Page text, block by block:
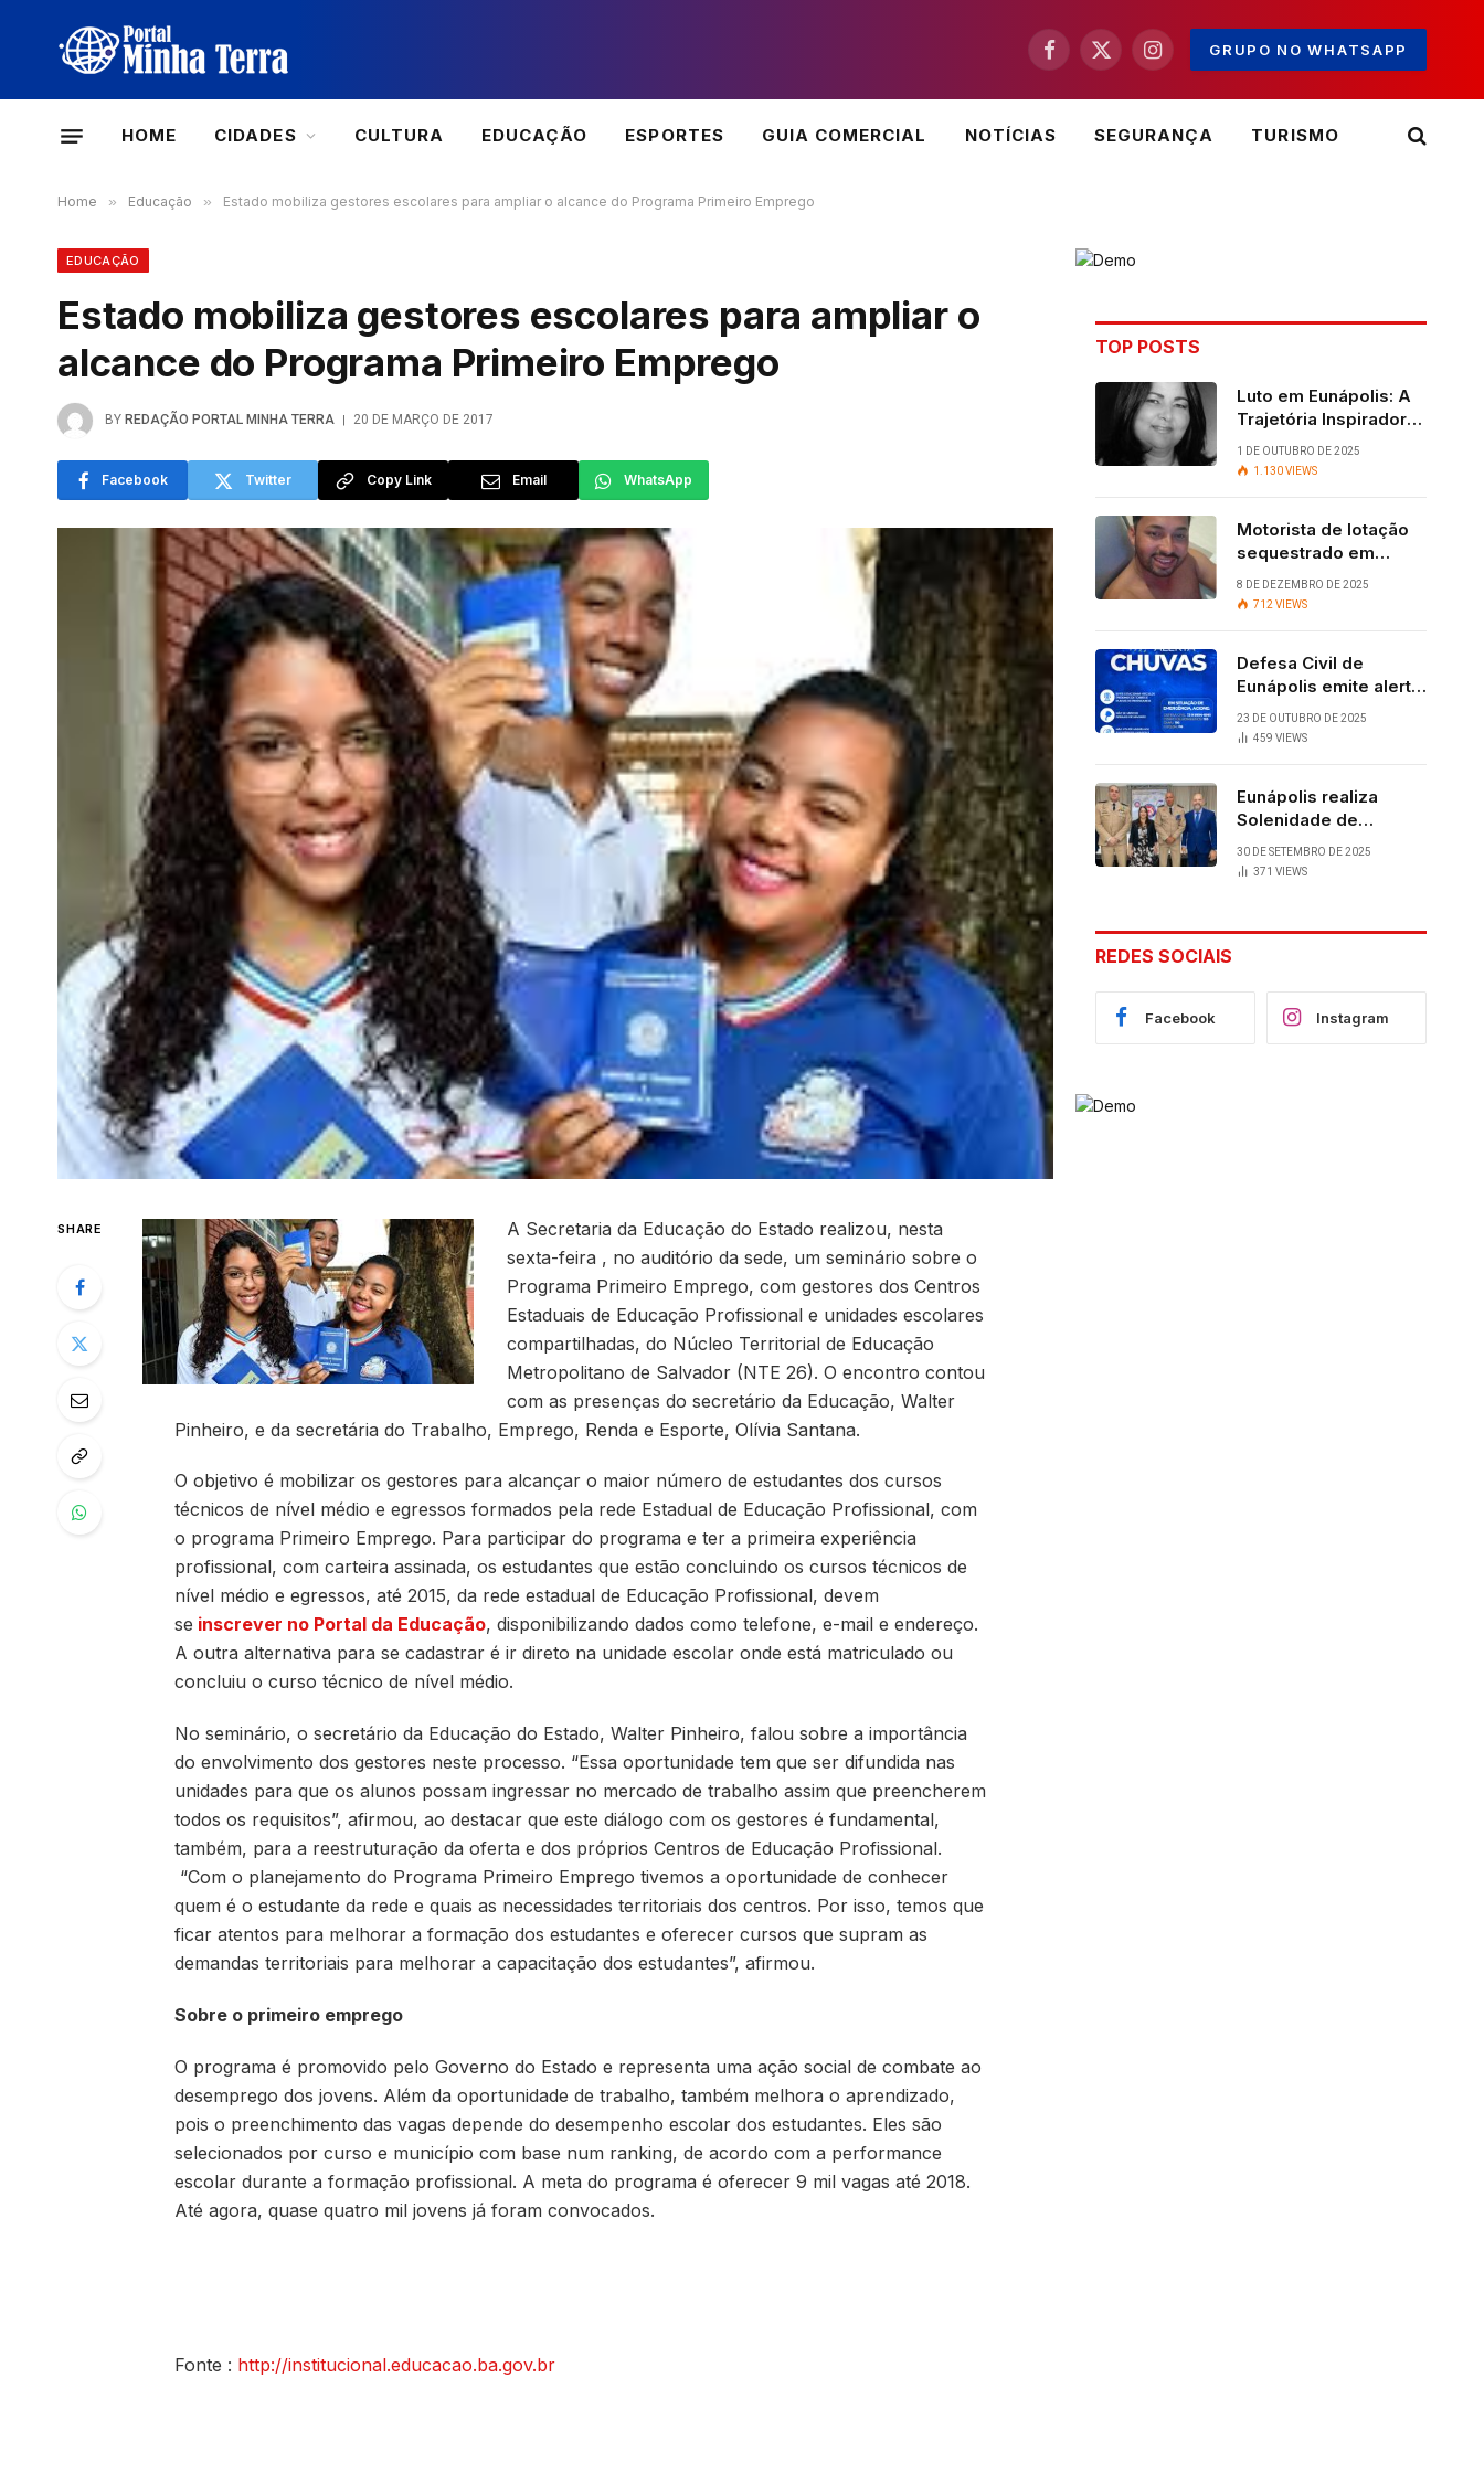
Facebook
X
Instagram
GRUPO NO WHATSAPP
HOME CIDADES CULTURA EDUCAÇÃO ESPORTES GUIA COMERCIAL NOTÍCIAS SEGURANÇA TURISMO
Home » Educação » Estado mobiliza gestores escolares para ampliar o alcance do Programa Primeiro Emprego
EDUCAÇÃO
Estado mobiliza gestores escolares para ampliar o
alcance do Programa Primeiro Emprego
BY REDAÇÃO PORTAL MINHA TERRA 20 DE MARÇO DE 2017
Facebook Twitter Copy Link Email WhatsApp
SHARE
A Secretaria da Educação do Estado realizou, nesta
sexta-feira , no auditório da sede, um seminário sobre o
Programa Primeiro Emprego, com gestores dos Centros
Estaduais de Educação Profissional e unidades escolares
compartilhadas, do Núcleo Territorial de Educação
Metropolitano de Salvador (NTE 26). O encontro contou
com as presenças do secretário da Educação, Walter
Pinheiro, e da secretária do Trabalho, Emprego, Renda e Esporte, Olívia Santana.
O objetivo é mobilizar os gestores para alcançar o maior número de estudantes dos cursos
técnicos de nível médio e egressos formados pela rede Estadual de Educação Profissional, com
o programa Primeiro Emprego. Para participar do programa e ter a primeira experiência
profissional, com carteira assinada, os estudantes que estão concluindo os cursos técnicos de
nível médio e egressos, até 2015, da rede estadual de Educação Profissional, devem
se inscrever no Portal da Educação, disponibilizando dados como telefone, e-mail e endereço.
A outra alternativa para se cadastrar é ir direto na unidade escolar onde está matriculado ou
concluiu o curso técnico de nível médio.
No seminário, o secretário da Educação do Estado, Walter Pinheiro, falou sobre a importância
do envolvimento dos gestores neste processo. “Essa oportunidade tem que ser difundida nas
unidades para que os alunos possam ingressar no mercado de trabalho assim que preencherem
todos os requisitos”, afirmou, ao destacar que este diálogo com os gestores é fundamental,
também, para a reestruturação da oferta e dos próprios Centros de Educação Profissional.
“Com o planejamento do Programa Primeiro Emprego tivemos a oportunidade de conhecer
quem é o estudante da rede e quais as necessidades territoriais dos centros. Por isso, temos que
ficar atentos para melhorar a formação dos estudantes e oferecer cursos que supram as
demandas territoriais para melhorar a capacitação dos estudantes”, afirmou.
Sobre o primeiro emprego
O programa é promovido pelo Governo do Estado e representa uma ação social de combate ao
desemprego dos jovens. Além da oportunidade de trabalho, também melhora o aprendizado,
pois o preenchimento das vagas depende do desempenho escolar dos estudantes. Eles são
selecionados por curso e município com base num ranking, de acordo com a performance
escolar durante a formação profissional. A meta do programa é oferecer 9 mil vagas até 2018.
Até agora, quase quatro mil jovens já foram convocados.
Fonte : http://institucional.educacao.ba.gov.br
TOP POSTS
Luto em Eunápolis: A
Trajetória Inspiradora
da ex-vereadora Ruth
Contadora
1 DE OUTUBRO DE 2025
1.130VIEWS
Motorista de lotação
sequestrado em
Eunápolis é
encontrado com vida
8 DE DEZEMBRO DE 2025
712 VIEWS
Defesa Civil de
Eunápolis emite alerta
para chuvas
23 DE OUTUBRO DE 2025
459 VIEWS
Eunápolis realiza
Solenidade de
Assunção do 28º
BPM, conquista
Cláudia e Robério
30 DE SETEMBRO DE 2025
371 VIEWS
REDES SOCIAIS
Facebook Instagram